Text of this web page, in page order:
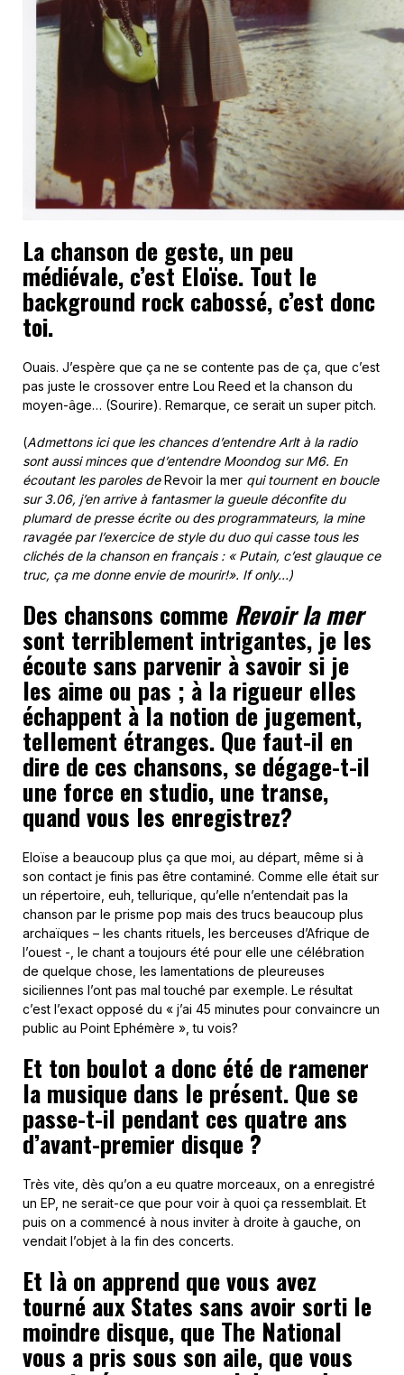
La chanson de geste, un peu
médiévale, c’est Eloïse. Tout le
background rock cabossé, c’est donc
toi.
Ouais. J’espère que ça ne se contente pas de ça, que c’est
pas juste le crossover entre Lou Reed et la chanson du
moyen-âge… (Sourire). Remarque, ce serait un super pitch.
(Admettons ici que les chances d’entendre Arlt à la radio
sont aussi minces que d’entendre Moondog sur M6. En
écoutant les paroles deRevoir la mer qui tournent en boucle
sur 3.06, j’en arrive à fantasmer la gueule déconfite du
plumard de presse écrite ou des programmateurs, la mine
ravagée par l’exercice de style du duo qui casse tous les
clichés de la chanson en français : « Putain, c’est glauque ce
truc, ça me donne envie de mourir!». If only…)
Des chansons comme Revoir la mer
sont terriblement intrigantes, je les
écoute sans parvenir à savoir si je
les aime ou pas ; à la rigueur elles
échappent à la notion de jugement,
tellement étranges. Que faut-il en
dire de ces chansons, se dégage-t-il
une force en studio, une transe,
quand vous les enregistrez?
Eloïse a beaucoup plus ça que moi, au départ, même si à
son contact je finis pas être contaminé. Comme elle était sur
un répertoire, euh, tellurique, qu’elle n’entendait pas la
chanson par le prisme pop mais des trucs beaucoup plus
archaïques – les chants rituels, les berceuses d’Afrique de
l’ouest -, le chant a toujours été pour elle une célébration
de quelque chose, les lamentations de pleureuses
siciliennes l’ont pas mal touché par exemple. Le résultat
c’est l’exact opposé du « j’ai 45 minutes pour convaincre un
public au Point Ephémère », tu vois?
Et ton boulot a donc été de ramener
la musique dans le présent. Que se
passe-t-il pendant ces quatre ans
d’avant-premier disque ?
Très vite, dès qu’on a eu quatre morceaux, on a enregistré
un EP, ne serait-ce que pour voir à quoi ça ressemblait. Et
puis on a commencé à nous inviter à droite à gauche, on
vendait l’objet à la fin des concerts.
Et là on apprend que vous avez
tourné aux States sans avoir sorti le
moindre disque, que The National
vous a pris sous son aile, que vous